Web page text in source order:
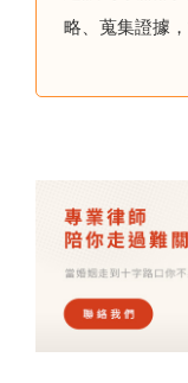
略、蒐集證據